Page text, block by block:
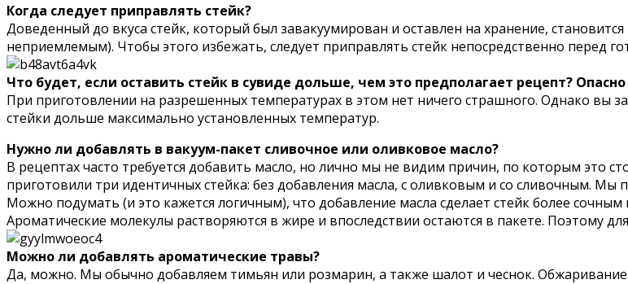
Когда следует приправлять стейк?
Доведенный до вкуса стейк, который был завакуумирован и оставлен на хранение,
неприемлемым). Чтобы этого избежать, следует приправлять стейк непосредственно перед
Что будет, если оставить стейк в сувиде дольше, чем это предполагает рецепт? Опасно
При приготовлении на разрешенных температурах в этом нет ничего страшного. Однако вы
стейки дольше максимально установленных температур.
Нужно ли добавлять в вакуум-пакет сливочное или оливковое масло?
В рецептах часто требуется добавить масло, но лично мы не видим причин, по которым это
приготовили три идентичных стейка: без добавления масла, с оливковым и со сливочным. Мы
Можно подумать (и это кажется логичным), что добавление масла сделает стейк более
Ароматические молекулы растворяются в жире и впоследствии остаются в пакете. Поэтому
Можно ли добавлять ароматические травы?
Да, можно. Мы обычно добавляем тимьян или розмарин, а также шалот и чеснок.